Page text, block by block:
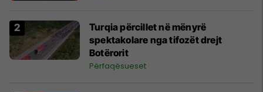
Turqia përcillet në mënyrë
spektakolare nga tifozët drejt
Botërorit
Përfaqësueset